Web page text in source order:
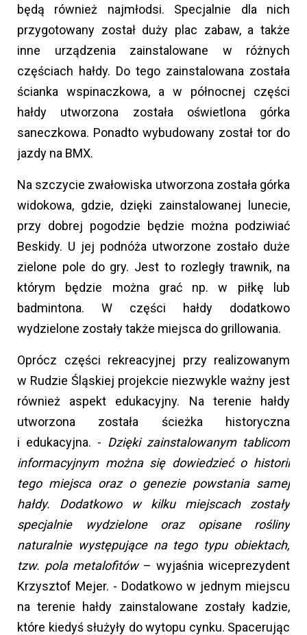
będą również najmłodsi. Specjalnie dla nich
przygotowany został duży plac zabaw, a także
inne urządzenia zainstalowane w różnych
częściach hałdy. Do tego zainstalowana została
ścianka wspinaczkowa, a w północnej części
hałdy utworzona została oświetlona górka
saneczkowa. Ponadto wybudowany został tor do
jazdy na BMX.
Na szczycie zwałowiska utworzona została górka
widokowa, gdzie, dzięki zainstalowanej lunecie,
przy dobrej pogodzie będzie można podziwiać
Beskidy. U jej podnóża utworzone zostało duże
zielone pole do gry. Jest to rozległy trawnik, na
którym będzie można grać np. w piłkę lub
badmintona. W części hałdy dodatkowo
wydzielone zostały także miejsca do grillowania.
Oprócz części rekreacyjnej przy realizowanym
w Rudzie Śląskiej projekcie niezwykle ważny jest
również aspekt edukacyjny. Na terenie hałdy
utworzona została ścieżka historyczna
i edukacyjna. - Dzięki zainstalowanym tablicom
informacyjnym można się dowiedzieć o historii
tego miejsca oraz o genezie powstania samej
hałdy. Dodatkowo w kilku miejscach zostały
specjalnie wydzielone oraz opisane rośliny
naturalnie występujące na tego typu obiektach,
tzw. pola metalofitów– wyjaśnia wiceprezydent
Krzysztof Mejer. - Dodatkowo w jednym miejscu
na terenie hałdy zainstalowane zostały kadzie,
które kiedyś służyły do wytopu cynku. Spacerując